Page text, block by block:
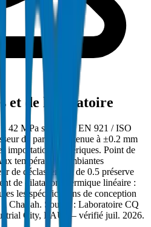
et de laboratoire
à 42 MPa selon BS EN 921 / ISO
de paroi maintenue à ±0.2 mm
importations génériques. Point de
températures ambiantes
de déclassement de 0.5 préserve
de dilatation thermique linéaire :
les spécifications de conception
Charjah. Source : Laboratoire CQ
City, EAU — vérifié juil. 2026.